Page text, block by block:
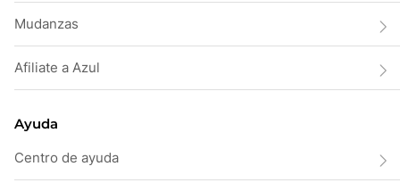
Mudanzas
Afiliate a Azul
Ayuda
Centro de ayuda